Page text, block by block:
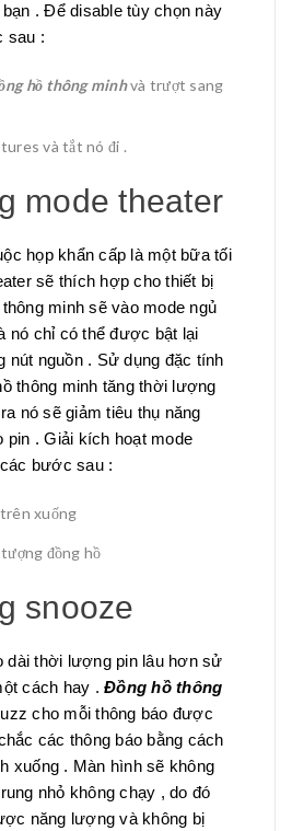
. Để disable tùy chọn này
sau :
hồ thông minhvà trượt sang
và tắt nó đi .
mode theater
họp khẩn cấp là một bữa tối
sẽ thích hợp cho thiết bị
minh sẽ vào mode ngủ
nó chỉ có thể được bật lại
nút nguồn . Sử dụng đặc tính
thông minh tăng thời lượng
nó sẽ giảm tiêu thụ năng
pin . Giải kích hoạt mode
bước sau :
xuống
đồng hồ
snooze
dài thời lượng pin lâu hơn sử
cách hay . Đồng hồ thông
cho mỗi thông báo được
các thông báo bằng cách
xuống . Màn hình sẽ không
nhỏ không chạy , do đó
năng lượng và không bị